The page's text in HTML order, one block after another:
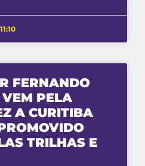
11:10
FERNANDO
PELA
A CURITIBA
TRILHAS E